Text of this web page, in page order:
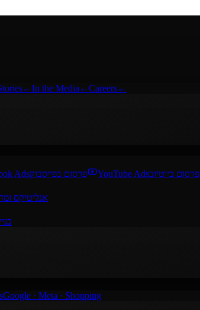
←In the Media ←Careers←
Adsפרסום בפייסבוק YouTube Adsפרסום ביוטיוב
אנליטיקס
Google · Meta · Shopping